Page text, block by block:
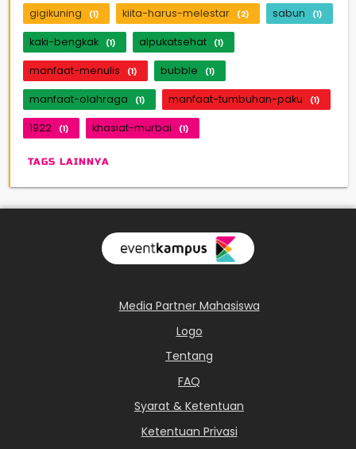
gigikuning (1) kiita-harus-melestar (2) sabun (1)
kaki-bengkak (1) alpukatsehat (1)
manfaat-menulis (1) bubble (1)
manfaat-olahraga (1) manfaat-tumbuhan-paku (1)
1922 (1) khasiat-murbai (1)
TAGS LAINNYA
Media Partner Mahasiswa
Logo
Tentang
FAQ
Syarat & Ketentuan
Ketentuan Privasi